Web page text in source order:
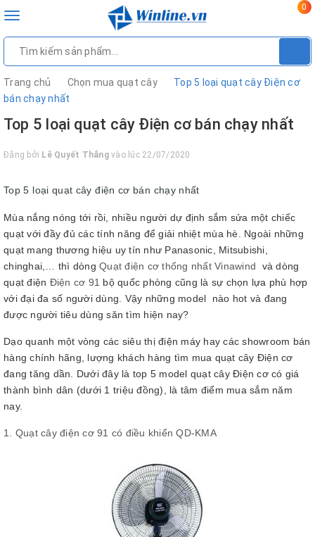
Toggle
0
Trang chủ Chọn mua quạt cây
Top 5 loại quạt cây Điện cơ
bán chạy nhất
Top 5 loại quạt cây Điện cơ bán chạy nhất
Đăng bởi Lê Quyết Thắngvào lúc 22/07/2020
Top 5 loại quạt cây điện cơ bán chạy nhất
Mùa nắng nóng tới rồi, nhiều người dự định sắm sửa một chiếc
quạt với đầy đủ các tính năng để giải nhiệt mùa hè. Ngoài những
quạt mang thương hiệu uy tín như Panasonic, Mitsubishi,
chinghai,… thì dòng Quạt điện cơ thống nhất Vinawind và dòng
quạt điện Điện cơ 91 bộ quốc phòng cũng là sự chọn lựa phù hợp
với đại đa số người dùng. Vậy những model nào hot và đang
được người tiêu dùng săn tìm hiện nay?
Dạo quanh một vòng các siêu thị điện máy hay các showroom bán
hàng chính hãng, lượng khách hàng tìm mua quạt cây Điện cơ
đang tăng dần. Dưới đây là top 5 model quạt cây Điện cơ có giá
thành bình dân (dưới 1 triệu đồng), là tâm điểm mua sắm năm
nay.
1. Quạt cây điện cơ 91 có điều khiển QD-KMA